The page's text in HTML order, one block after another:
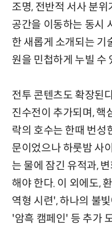
조명, 전반적 서사 분
공간을 이동하는 동시
한 새롭게 소개되는 기
원을 민첩하게 누빌 수
전투 콘텐츠도 확장된
진수전이 추가되며, 핵
락의 호수는 한때 번성
문이었으나 하룻밤 사
는 물에 잠긴 유적과,
해야 한다. 이 외에도,
역형 시련', 하나의 불
'암흑 캠페인' 등 추가